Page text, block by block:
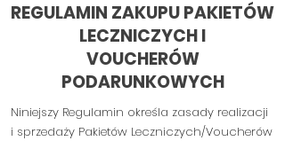
REGULAMIN ZAKUPU PAKIETÓW
LECZNICZYCH I
VOUCHERÓW
PODARUNKOWYCH
Niniejszy Regulamin określa zasady realizacji
i sprzedaży Pakietów Leczniczych/Voucherów